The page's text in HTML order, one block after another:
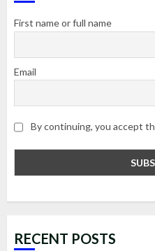
First name or full name
Email
By continuing, you accept
RECENT POSTS